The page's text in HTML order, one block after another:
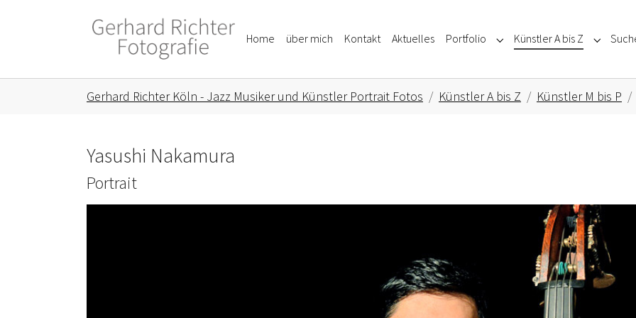
Home über mich Kontakt Aktuelles Portfolio Submenu for "Portfolio"
Künstler A bis Z
Gerhard Richter Köln - Jazz Musiker und Künstler Portrait Fotos Künstler A bis Z Künstler M bis P
Yasushi Nakamura
Portrait